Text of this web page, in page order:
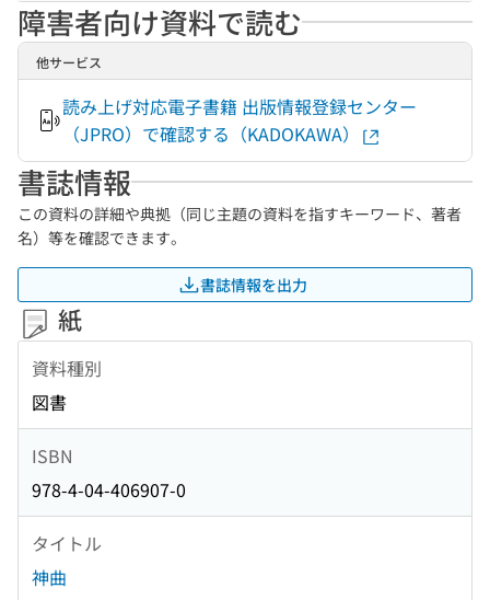
障害者向け資料で読む
他サービス
読み上げ対応電子書籍 出版情報登録センター
（JPRO）で確認する（KADOKAWA）
書誌情報
この資料の詳細や典拠（同じ主題の資料を指すキーワード、著者
名）等を確認できます。
書誌情報を出力
紙
資料種別
図書
ISBN
978-4-04-406907-0
タイトル
神曲